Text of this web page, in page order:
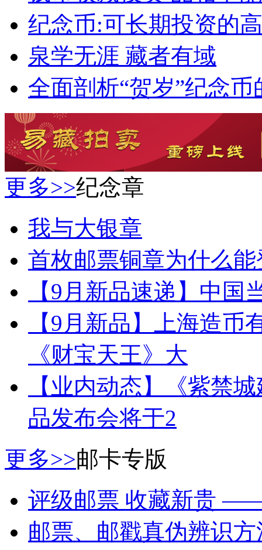
纪念币:可长期投资的
泉学无涯 藏者有域
全面剖析“贺岁”纪念币
更多>>纪念章
我与大银章
首枚邮票铜章为什么
【9月新品速递】中
【9月新品】上海造
《财宝天王》大
【业内动态】《紫禁
品发布会将于2
更多>>邮卡专版
评级邮票 收藏新贵
邮票、邮戳真伪辨识